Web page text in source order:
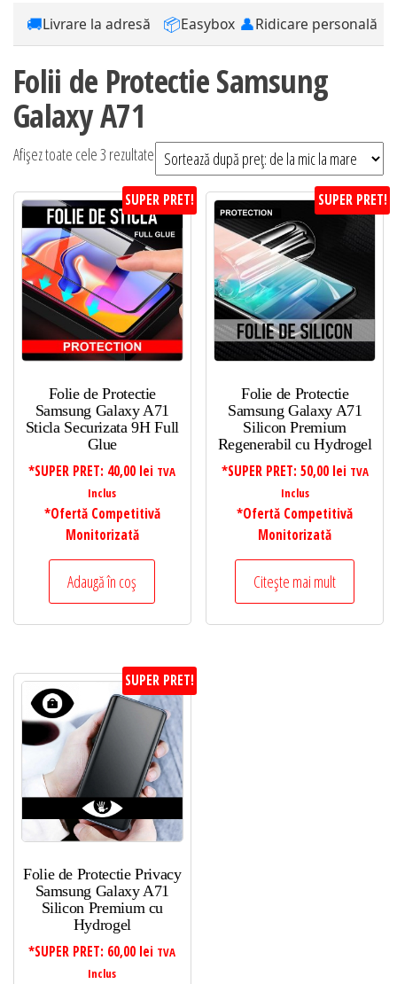
🚚Livrare la adresă 📦Easybox 👤Ridicare personală
Folii de Protectie Samsung
Galaxy A71
Afișez toate cele 3 rezultate Sortat
după
preț:
de
la
mic
la
mare
SUPER PRET!
Folie de Protectie
Samsung Galaxy A71
Sticla Securizata 9H Full
Glue
*SUPER PRET: 40,00 lei TVA
Inclus
*Ofertă Competitivă
Monitorizată
Adaugă în coș
SUPER PRET!
Folie de Protectie
Samsung Galaxy A71
Silicon Premium
Regenerabil cu Hydrogel
*SUPER PRET: 50,00 lei TVA
Inclus
*Ofertă Competitivă
Monitorizată
Citește mai mult
SUPER PRET!
Folie de Protectie Privacy
Samsung Galaxy A71
Silicon Premium cu
Hydrogel
*SUPER PRET: 60,00 lei TVA
Inclus